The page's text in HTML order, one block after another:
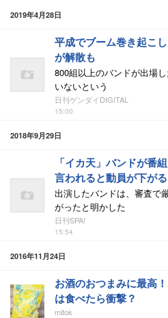
2019年4月28日
平成でブーム巻き起こ
が解散も
800組以上のバンドが出場
いないという
日刊ゲンダイDIGITAL
15:00
2018年9月29日
「イカ天」バンドが番
言われると動員が下がる
出演したバンドは、審査で
がったと明かした
日刊SPA!
15:54
2016年11月24日
お酒のおつまみに最高
は食べたら衝撃？
mitok